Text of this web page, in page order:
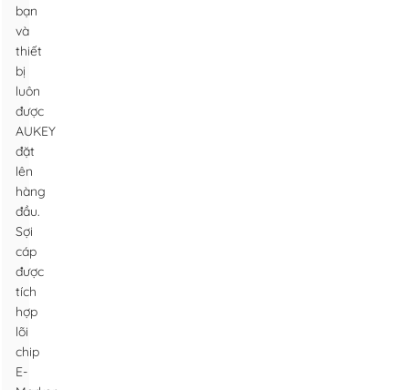
bạn
và
thiết
bị
luôn
được
AUKEY
đặt
lên
hàng
đầu.
Sợi
cáp
được
tích
hợp
lõi
chip
E-